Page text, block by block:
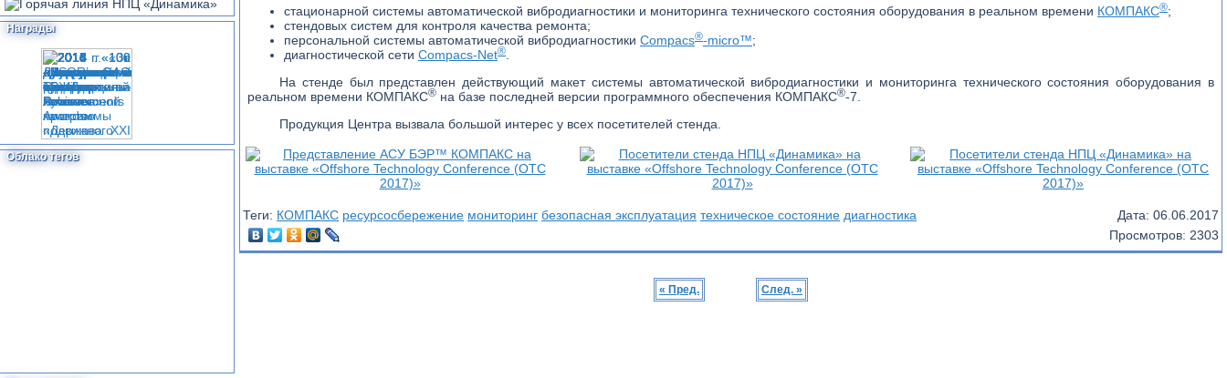
Награды
Облако тегов
стационарной системы автоматической вибродиагностики и мониторинга технического состояния оборудования в реальном времени КОМПАКС®;
стендовых систем для контроля качества ремонта;
персональной системы автоматической вибродиагностики Compacs®-micro™;
диагностической сети Compacs-Net®
На стенде был представлен действующий макет системы автоматической вибродиагностики и мониторинга технического состояния оборудования в
реальном времени КОМПАКС® на базе последней версии программного обеспечения КОМПАКС®-7.
Продукция Центра вызвала большой интерес у всех посетителей стенда.
Теги: КОМПАКС ресурсосбережение мониторинг безопасная эксплуатация техническое состояние диагностика Дата: 06.06.2017
Просмотров: 2303
« Пред. След. »